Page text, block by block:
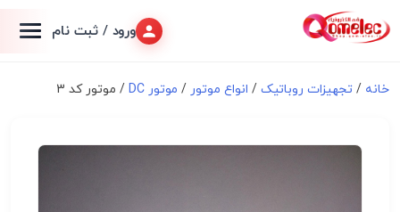
ورود / ثبت نام
خانه /تجهیزات روباتیک / انواع موتور / موتور DC / موتور کد 3